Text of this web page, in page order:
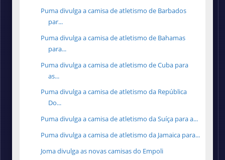
Puma divulga a camisa de atletismo de Barbados
par...
Puma divulga a camisa de atletismo de Bahamas
para...
Puma divulga a camisa de atletismo de Cuba para
as...
Puma divulga a camisa de atletismo da República
Do...
Puma divulga a camisa de atletismo da Suíça para a...
Puma divulga a camisa de atletismo da Jamaica para...
Joma divulga as novas camisas do Empoli